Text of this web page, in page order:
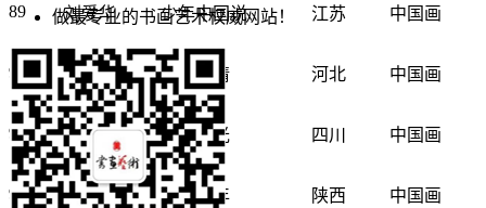
89 刘爱华 少年中国说 江苏 中国画
90 刘春丽 逸韵青情 河北 中国画
91 刘德亮 煦野叠光 四川 中国画
92 刘海妮 欢乐童年 陕西 中国画
做最专业的书画艺术权威网站！